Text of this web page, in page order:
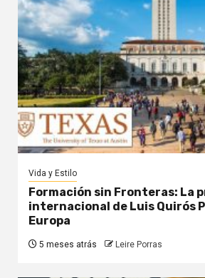
Vida y Estilo
Formación sin Fronteras: La
internacional de Luis Quirós
Europa
5 meses atrás Leire Porras